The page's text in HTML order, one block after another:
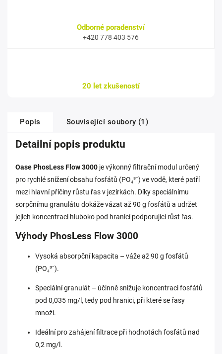
Odborné poradenství
+420 778 403 576
20 let zkušeností
Popis Související soubory (1)
Detailní popis produktu
Oase PhosLess Flow 3000 je výkonný filtrační modul určený
pro rychlé snížení obsahu fosfátů (PO₄³⁻) ve vodě, které patří
mezi hlavní příčiny růstu řas v jezírkách. Díky speciálnímu
sorpčnímu granulátu dokáže vázat až 90 g fosfátů a udržet
jejich koncentraci hluboko pod hranicí podporující růst řas.
Výhody PhosLess Flow 3000
Vysoká absorpční kapacita – váže až 90 g fosfátů
(PO₄³⁻).
Speciální granulát – účinně snižuje koncentraci fosfátů
pod 0,035 mg/l, tedy pod hranici, při které se řasy
množí.
Ideální pro zahájení filtrace při hodnotách fosfátů nad
0,2 mg/l.